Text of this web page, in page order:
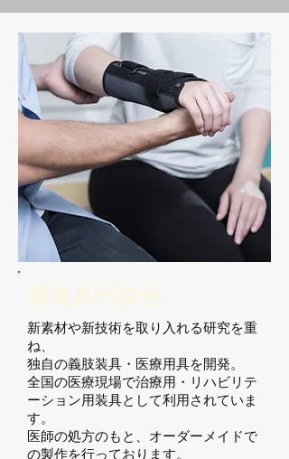
​補装具代表例
新素材や新技術を取り入れる研究を重
ね、
独自の義肢装具・医療用具を開発。
全国の医療現場で治療用・リハビリテ
ーション用装具として利用されていま
す。
医師の処方のもと、オーダーメイドで
の製作を行っております。